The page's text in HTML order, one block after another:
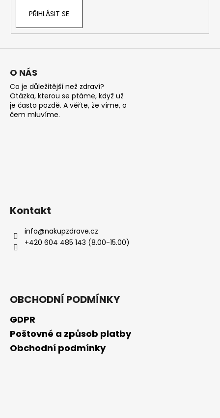
ý
p
PŘIHLÁSIT SE
O NÁS
Co je důležitější než zdraví?
Otázka, kterou se ptáme, když už
je často pozdě. A věřte, že víme, o
čem mluvíme.
Kontakt
info@nakupzdrave.cz
+420 604 485 143 (8.00-15.00)
OBCHODNÍ PODMÍNKY
GDPR
Poštovné a způsob platby
Obchodní podmínky